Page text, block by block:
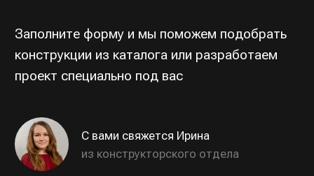
КАТАЛОГ
Тоннельные горки
Сетчатые переходы
О КОМПАНИИ
Производство
Контакты